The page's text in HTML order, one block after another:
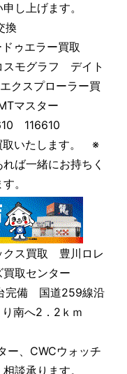
し上げます。
換
ゥエラー買取
モグラフ デイト
スプローラー買
マスター
116610
いたします。 ※
ば一緒にお持ちく
す。
クス買取 豊川ロレ
買取センター
完備 国道259線沿
南へ2．2ｋｍ
ー、CWCウォッチ
談承ります。